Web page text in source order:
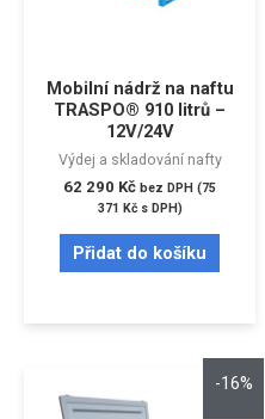
Mobilní nádrž na naftu
TRASPO® 910 litrů –
12V/24V
Výdej a skladování nafty
62 290 Kč bez DPH (75
371 Kčs DPH)
Přidat do košíku
-16%